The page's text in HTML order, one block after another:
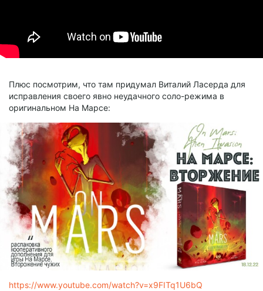
Плюс посмотрим, что там придумал Виталий Ласерда для
исправления своего явно неудачного соло-режима в
оригинальном На Марсе:
https://www.youtube.com/watch?v=x9FITq1U6bQ